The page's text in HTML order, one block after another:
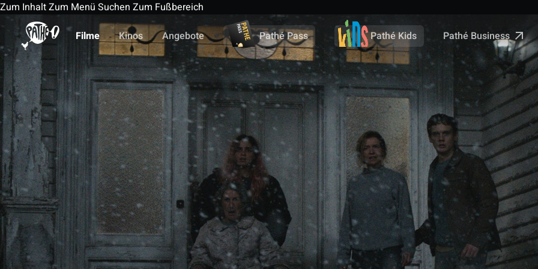
Zum InhaltZum Menü Suchen Zum Fußbereich
Filme
Kinos Angebote Pathé Pass Pathé Kids Pathé Business